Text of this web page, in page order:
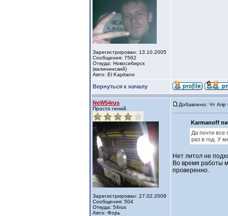
Зарегистрирован: 13.10.2005
Сообщения: 7562
Откуда: Новосибирск
(калининский)
Авто: El Kapitano
Вернуться к началу
NeW54rus
Просто гений
Зарегистрирован: 27.02.2009
Сообщения: 504
Откуда: 54rus
Авто: Форь
Добавлено: Чт Апр
Karmanoff
Да почти все
раз в год. У
Нет литол не
Во время работы
проверенно.